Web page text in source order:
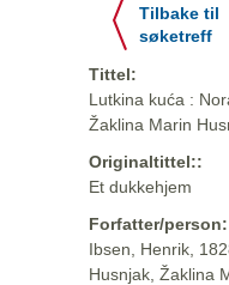
Tilbake til
søketreff
Tittel:
Lutkina kuća :
Žaklina Marin
Originaltittel::
Et dukkehjem
Forfatter/person:
Ibsen, Henrik,
Husnjak, Žaklina